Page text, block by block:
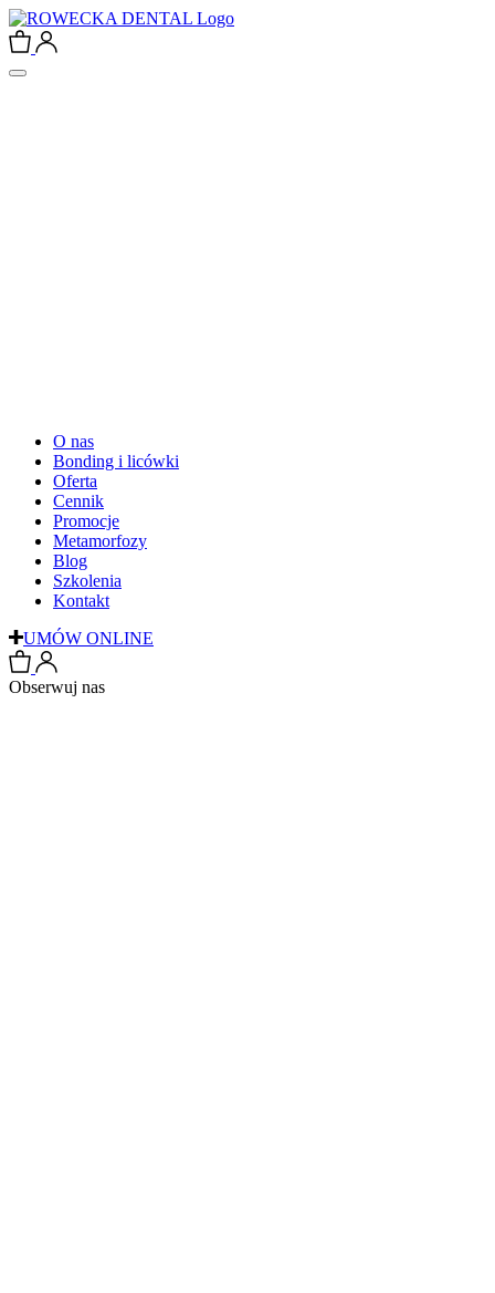
O nas
Bonding i licówki
Oferta
Cennik
Promocje
Metamorfozy
Blog
Szkolenia
Kontakt
UMÓW ONLINE
Obserwuj nas